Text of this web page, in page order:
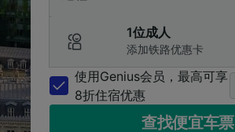
1位成人
添加铁路优惠卡
使用Genius会员，最高可享
8折住宿优惠
查找便宜车票